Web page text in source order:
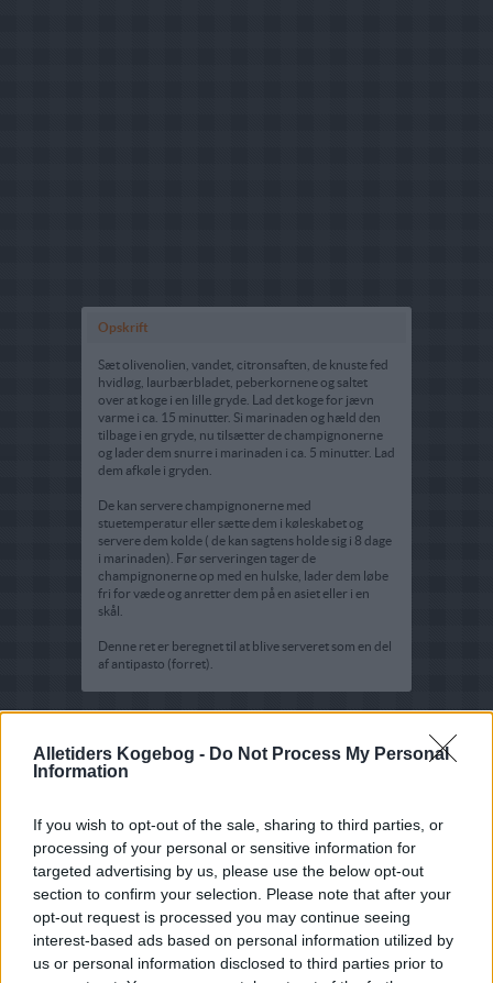
Alletiders Kogebog - Do Not Process My Personal
Information
If you wish to opt-out of the sale, sharing to third parties, or
processing of your personal or sensitive information for
targeted advertising by us, please use the below opt-out
section to confirm your selection. Please note that after your
opt-out request is processed you may continue seeing
interest-based ads based on personal information utilized by
us or personal information disclosed to third parties prior to
Opskrift
Sæt olivenolien, vandet, citronsaften, de knuste fed
hvidløg, laurbærbladet, peberkornene og saltet
over at koge i en lille gryde. Lad det koge for jævn
varme i ca. 15 minutter. Si marinaden og hæld den
tilbage i en gryde, nu tilsætter de champignonerne
og lader dem snurre i marinaden i ca. 5 minutter. Lad
dem afkøle i gryden.
De kan servere champignonerne med
stuetemperatur eller sætte dem i køleskabet og
servere dem kolde ( de kan sagtens holde sig i 8 dage
i marinaden). Før serveringen tager de
champignonerne op med en hulske, lader dem løbe
fri for væde og anretter dem på en asiet eller i en
skål.
Denne ret er beregnet til at blive serveret som en del
af antipasto (forret).